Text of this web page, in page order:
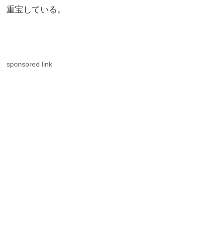
重宝している。
sponsored link